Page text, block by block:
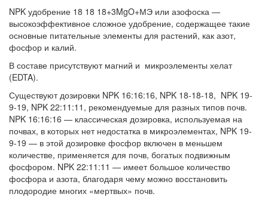
NPK удобрение 18 18 18+3MgO+МЭ или азофоска —
высокоэффективное сложное удобрение, содержащее такие
основные питательные элементы для растений, как азот,
фосфор и калий.
В составе присутствуют магний и микроэлементы хелат
(EDTA).
Существуют дозировки NPK 16:16:16, NPK 18-18-18, NPK 19-
9-19, NPK 22:11:11, рекомендуемые для разных типов почв.
NPK 16:16:16 — классическая дозировка, используемая на
почвах, в которых нет недостатка в микроэлементах, NPK 19-
9-19 — в этой дозировке фосфор включен в меньшем
количестве, применяется для почв, богатых подвижным
фосфором. NPK 22:11:11 — имеет большое количество
фосфора и азота, благодаря чему можно восстановить
плодородие многих «мертвых» почв.